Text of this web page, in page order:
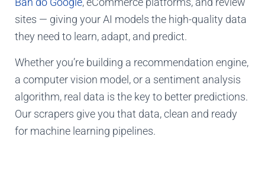
sites — giving your AI models the high-quality data
they need to learn, adapt, and predict.
Whether you’re building a recommendation engine,
a computer vision model, or a sentiment analysis
algorithm, real data is the key to better predictions.
Our scrapers give you that data, clean and ready
for machine learning pipelines.